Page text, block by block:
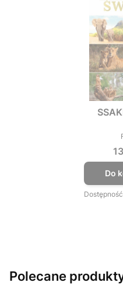
Do
Polecane